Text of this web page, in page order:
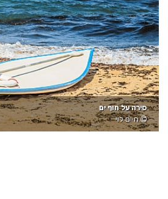
סירה על חוף ים
חיים לוי